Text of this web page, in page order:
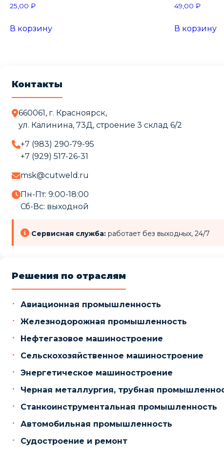
25,00 ₽
В корзину
49,00₽
В корзину
Контакты
660061, г. Красноярск,
ул. Калинина, 73Д, строение 3 cклад 6/2
+7 (983) 290-79-95
+7 (929) 517-26-31
msk@cutweld.ru
Пн-Пт: 9:00-18:00
Сб-Вс: выходной
Сервисная служба: работает без выходных, 24/7
Решения по отраслям
Авиационная промышленность
Железнодорожная промышленность
Нефтегазовое машиностроение
Сельскохозяйственное машиностроение
Энергетическое машиностроение
Черная металлургия, трубная
Станкоинструментальная промышленность
Автомобильная промышленность
Судостроение и ремонт